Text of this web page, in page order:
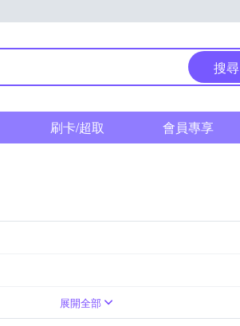
搜尋
刷卡/超取 會員專享
1/2.3吋 CMOS
3001萬~5000萬像素
展開全部